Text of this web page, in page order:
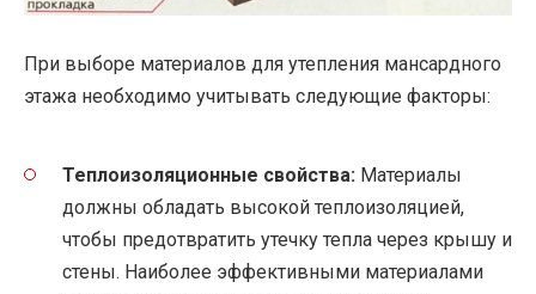
При выборе материалов для утепления мансардного
этажа необходимо учитывать следующие факторы:
Теплоизоляционные свойства: Материалы
должны обладать высокой теплоизоляцией,
чтобы предотвратить утечку тепла через крышу и
стены. Наиболее эффективными материалами